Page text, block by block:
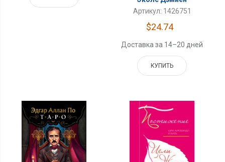
Артикул: 1426751
$24.74
Доставка за 14–20 дней
КУПИТЬ